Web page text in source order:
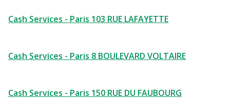
Cash Services - Paris 103 RUE LAFAYETTE
Cash Services - Paris 8 BOULEVARD VOLTAIRE
Cash Services - Paris 150 RUE DU FAUBOURG